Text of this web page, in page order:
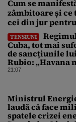
Cum se
zâmbitoare și ce
cei din jur
TENSIUNI
Cuba, tot mai
de sancțiunile
Rubio: „Havana
sancțiunile prin
21:07
Ministrul
laudă că face
spatele crizei energetice din